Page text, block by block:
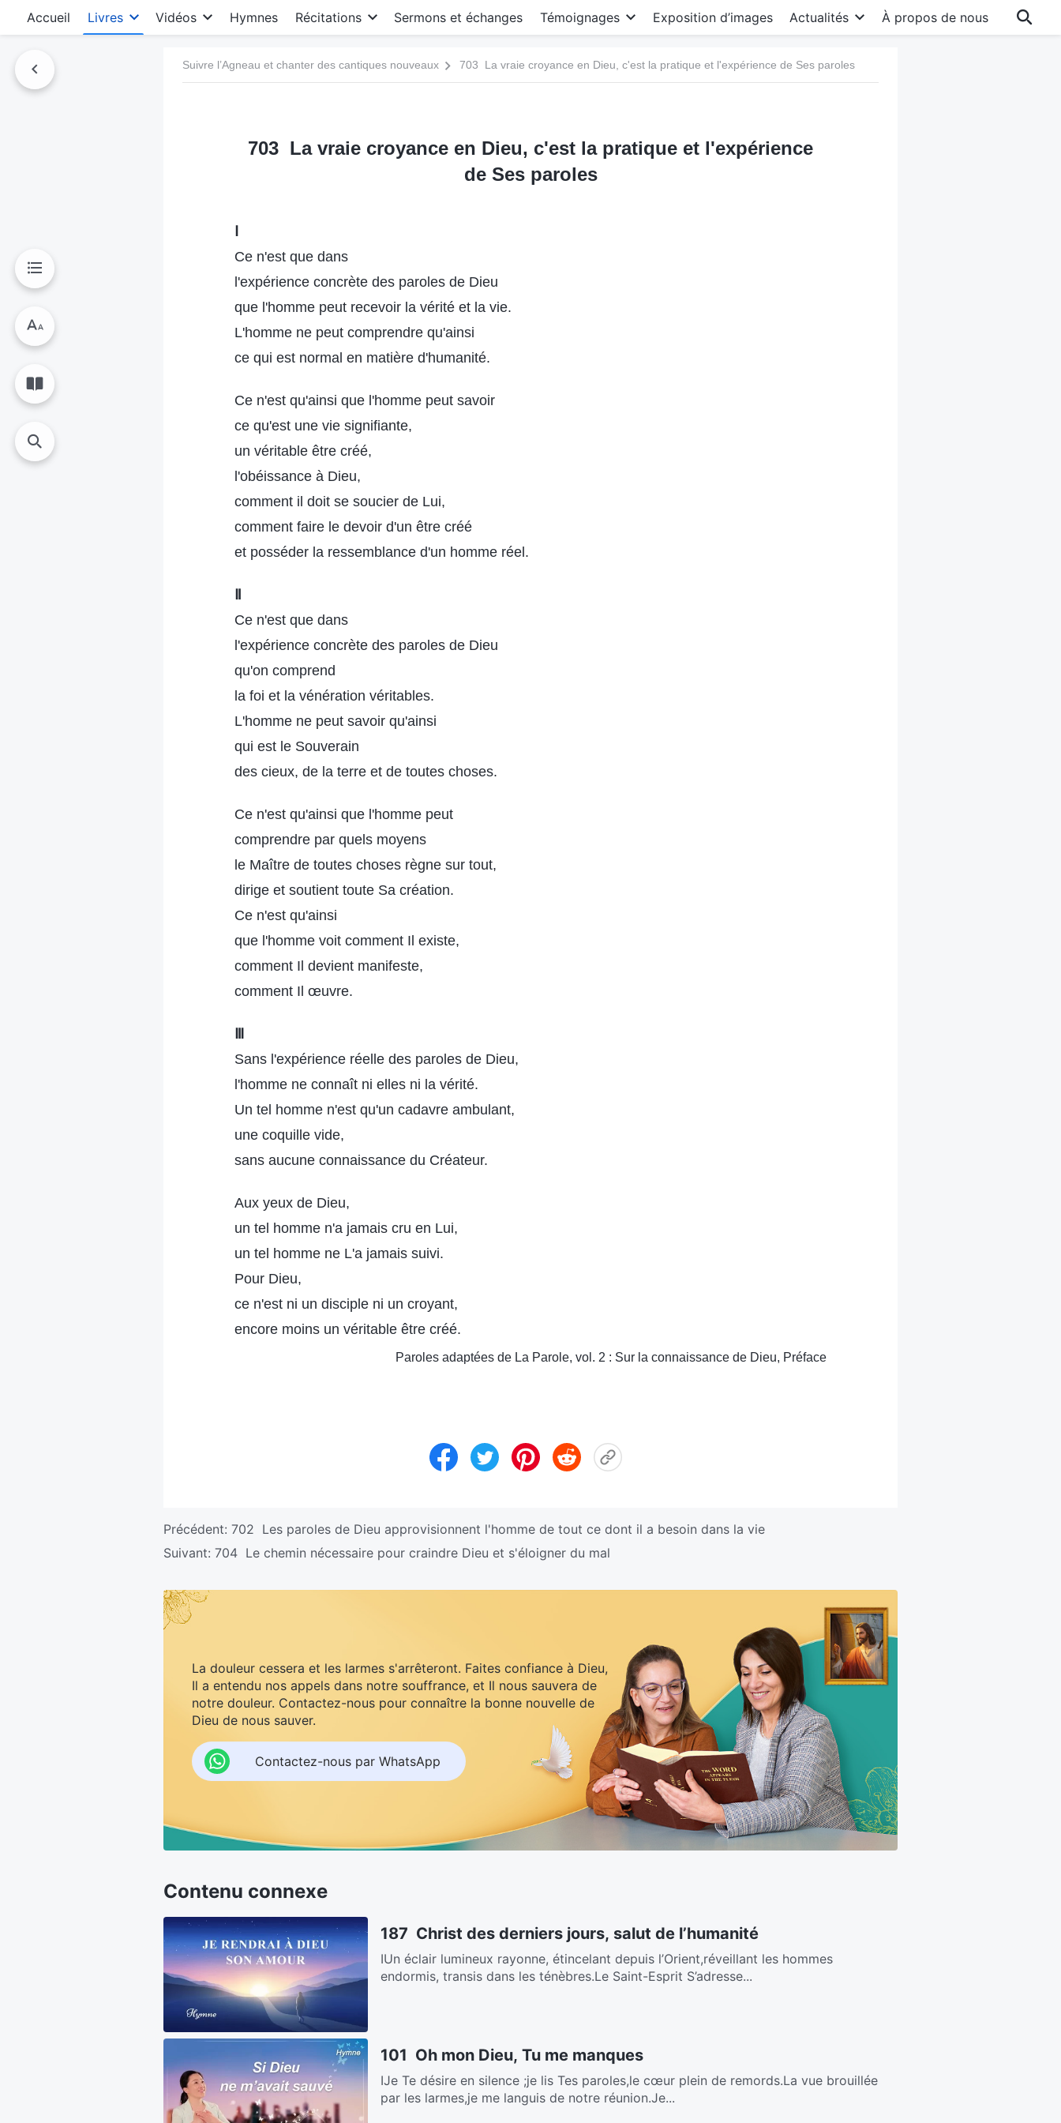
Accueil Livres Vidéos Hymnes Récitations Sermons et échanges Témoignages Exposition d’images Actualités À propos de nous
Suivre l’Agneau et chanter des cantiques nouveaux 703 La vraie croyance en Dieu, c'est la pratique et l'expérience de Ses paroles
703 La vraie croyance en Dieu, c'est la pratique et l'expérience
de Ses paroles
Ce n'est que dans
l'expérience concrète des paroles de Dieu
que l'homme peut recevoir la vérité et la vie.
L'homme ne peut comprendre qu'ainsi
ce qui est normal en matière d'humanité.
Ce n'est qu'ainsi que l'homme peut savoir
ce qu'est une vie signifiante,
un véritable être créé,
l'obéissance à Dieu,
comment il doit se soucier de Lui,
comment faire le devoir d'un être créé
et posséder la ressemblance d'un homme réel.
Ce n'est que dans
l'expérience concrète des paroles de Dieu
qu'on comprend
la foi et la vénération véritables.
L'homme ne peut savoir qu'ainsi
qui est le Souverain
des cieux, de la terre et de toutes choses.
Ce n'est qu'ainsi que l'homme peut
comprendre par quels moyens
le Maître de toutes choses règne sur tout,
dirige et soutient toute Sa création.
Ce n'est qu'ainsi
que l'homme voit comment Il existe,
comment Il devient manifeste,
comment Il œuvre.
Sans l'expérience réelle des paroles de Dieu,
l'homme ne connaît ni elles ni la vérité.
Un tel homme n'est qu'un cadavre ambulant,
une coquille vide,
sans aucune connaissance du Créateur.
Aux yeux de Dieu,
un tel homme n'a jamais cru en Lui,
un tel homme ne L'a jamais suivi.
Pour Dieu,
ce n'est ni un disciple ni un croyant,
encore moins un véritable être créé.
Paroles adaptées de La Parole, vol. 2 : Sur la connaissance de Dieu, Préface
Précédent: 702 Les paroles de Dieu approvisionnent l'homme de tout ce dont il a besoin dans la vie
Suivant: 704 Le chemin nécessaire pour craindre Dieu et s'éloigner du mal
La douleur cessera et les larmes s'arrêteront. Faites confiance à Dieu,
Il a entendu nos appels dans notre souffrance, et Il nous sauvera de
notre douleur. Contactez-nous pour connaître la bonne nouvelle de
Dieu de nous sauver.
Contactez-nous par WhatsApp
Contenu connexe
187 Christ des derniers jours, salut de l’humanité
ⅠUn éclair lumineux rayonne, étincelant depuis l’Orient,réveillant les hommes
endormis, transis dans les ténèbres.Le Saint-Esprit S’adresse...
101 Oh mon Dieu, Tu me manques
ⅠJe Te désire en silence ;je lis Tes paroles,le cœur plein de remords.La vue brouillée
par les larmes,je me languis de notre réunion.Je...